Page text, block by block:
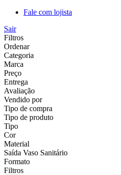
Fale com lojista
Sair
Filtros
Ordenar
Categoria
Marca
Preço
Entrega
Avaliação
Vendido por
Tipo de compra
Tipo de produto
Tipo
Cor
Material
Saída Vaso Sanitário
Formato
Filtros